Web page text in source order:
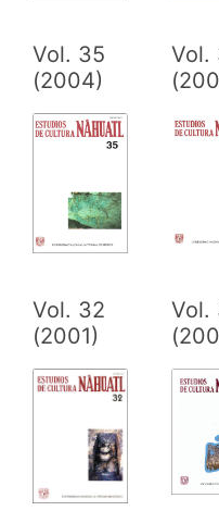
Vol. 35
(2004)
Vol.
Vol. 32
(2001)
Vol.